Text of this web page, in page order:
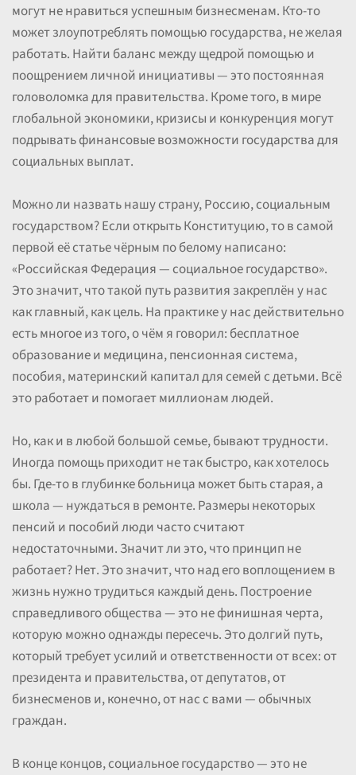
могут не нравиться успешным бизнесменам. Кто-то
может злоупотреблять помощью государства, не желая
работать. Найти баланс между щедрой помощью и
поощрением личной инициативы — это постоянная
головоломка для правительства. Кроме того, в мире
глобальной экономики, кризисы и конкуренция могут
подрывать финансовые возможности государства для
социальных выплат.
Можно ли назвать нашу страну, Россию, социальным
государством? Если открыть Конституцию, то в самой
первой её статье чёрным по белому написано:
«Российская Федерация — социальное государство».
Это значит, что такой путь развития закреплён у нас
как главный, как цель. На практике у нас действительно
есть многое из того, о чём я говорил: бесплатное
образование и медицина, пенсионная система,
пособия, материнский капитал для семей с детьми. Всё
это работает и помогает миллионам людей.
Но, как и в любой большой семье, бывают трудности.
Иногда помощь приходит не так быстро, как хотелось
бы. Где-то в глубинке больница может быть старая, а
школа — нуждаться в ремонте. Размеры некоторых
пенсий и пособий люди часто считают
недостаточными. Значит ли это, что принцип не
работает? Нет. Это значит, что над его воплощением в
жизнь нужно трудиться каждый день. Построение
справедливого общества — это не финишная черта,
которую можно однажды пересечь. Это долгий путь,
который требует усилий и ответственности от всех: от
президента и правительства, от депутатов, от
бизнесменов и, конечно, от нас с вами — обычных
граждан.
В конце концов, социальное государство — это не